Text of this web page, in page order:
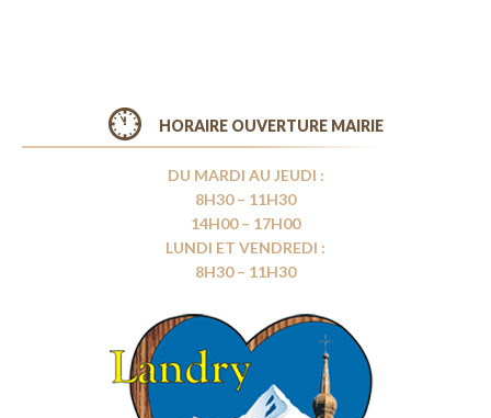
HORAIRE OUVERTURE MAIRIE
DU MARDI AU JEUDI :
8H30 – 11H30
14H00 – 17H00
LUNDI ET VENDREDI :
8H30 – 11H30